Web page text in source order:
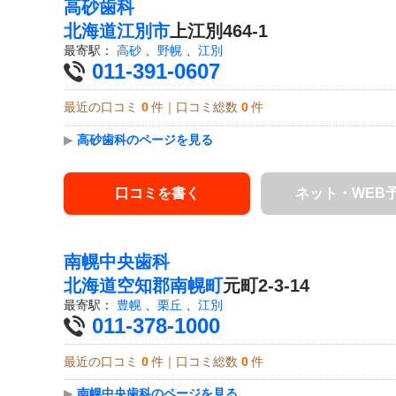
高砂歯科
北海道江別市上江別464-1
最寄駅： 高砂 野幌 江別
011-391-0607
最近の口コミ 0 件｜口コミ総数 0 件
▶ 高砂歯科のページを見る
口コミを書く ネット・WEB
南幌中央歯科
北海道空知郡南幌町元町2-3-14
最寄駅： 豊幌 栗丘 江別
011-378-1000
最近の口コミ 0 件｜口コミ総数 0 件